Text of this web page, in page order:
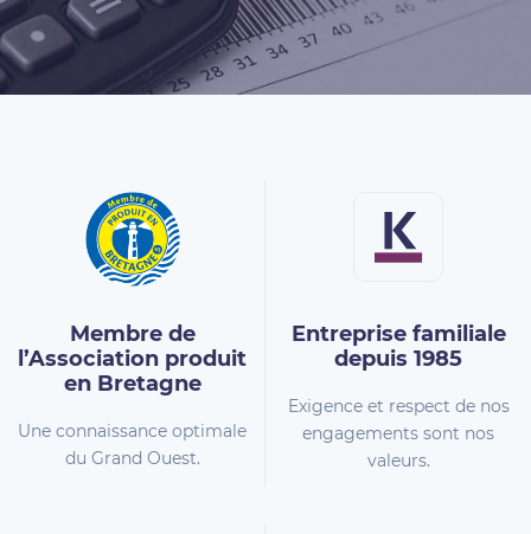
Membre de
l’Association produit
en Bretagne
Une connaissance optimale
du Grand Ouest.
Entreprise familiale
depuis 1985
Exigence et respect de nos
engagements sont nos
valeurs.